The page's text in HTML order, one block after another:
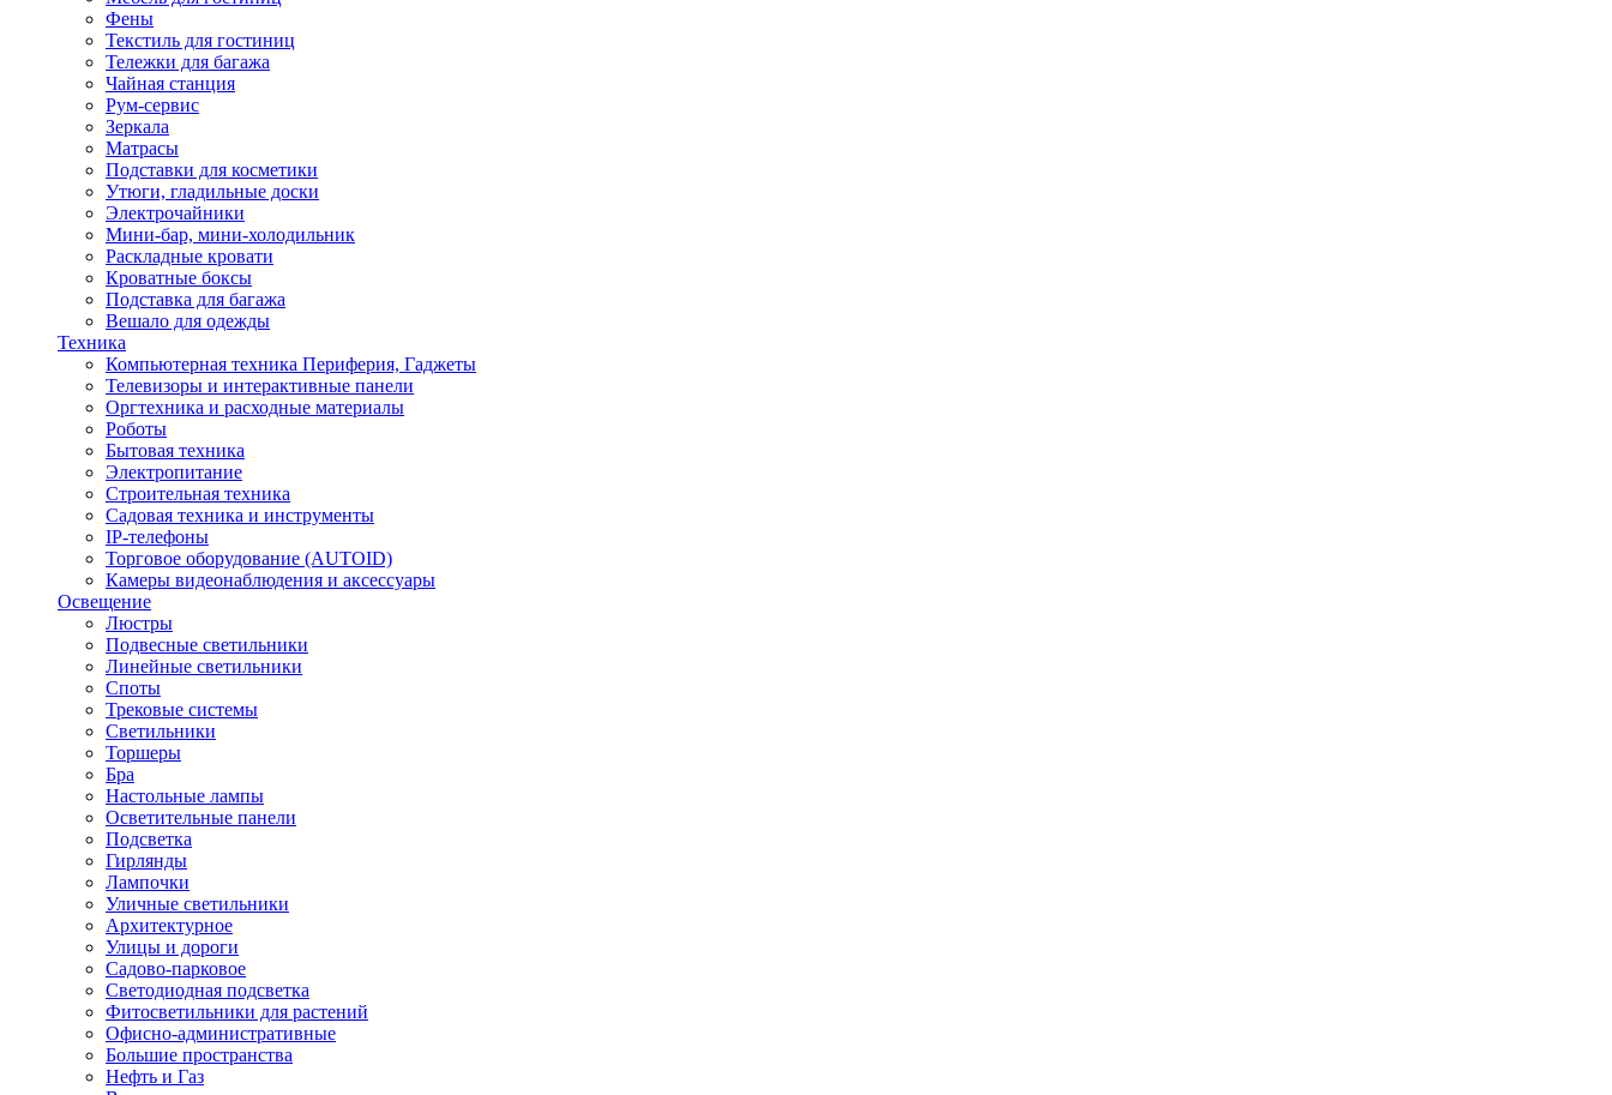
Фены
Текстиль для гостиниц
Тележки для багажа
Чайная станция
Рум-сервис
Зеркала
Матрасы
Подставки для косметики
Утюги, гладильные доски
Электрочайники
Мини-бар, мини-холодильник
Раскладные кровати
Кроватные боксы
Подставка для багажа
Вешало для одежды
Техника
Компьютерная техника Периферия, Гаджеты
Телевизоры и интерактивные панели
Оргтехника и расходные материалы
Роботы
Бытовая техника
Электропитание
Строительная техника
Садовая техника и инструменты
IP-телефоны
Торговое оборудование (AUTOID)
Камеры видеонаблюдения и аксессуары
Освещение
Люстры
Подвесные светильники
Линейные светильники
Споты
Трековые системы
Светильники
Торшеры
Бра
Настольные лампы
Осветительные панели
Подсветка
Гирлянды
Лампочки
Уличные светильники
Архитектурное
Улицы и дороги
Садово-парковое
Светодиодная подсветка
Фитосветильники для растений
Офисно-административные
Большие пространства
Нефть и Газ